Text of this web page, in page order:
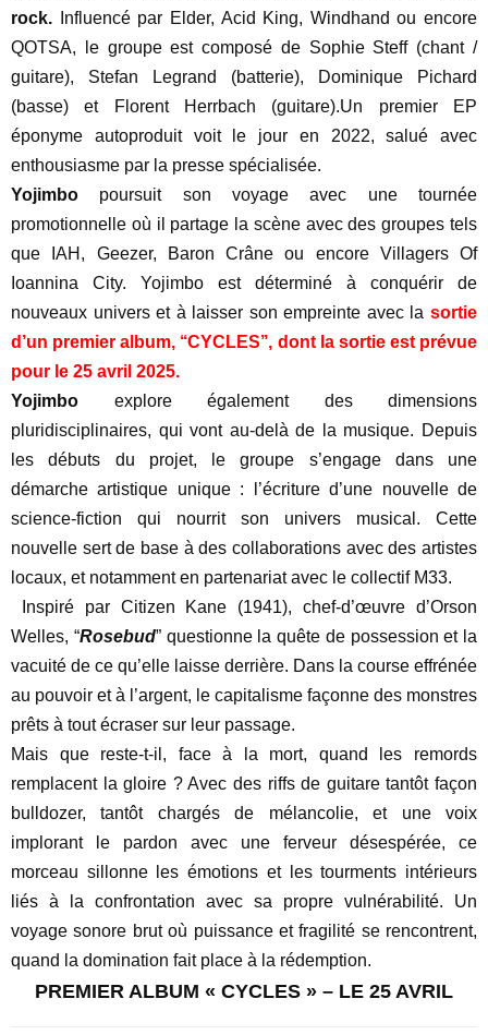
rock. Influencé par Elder, Acid King, Windhand ou encore
QOTSA, le groupe est composé de Sophie Steff (chant /
guitare), Stefan Legrand (batterie), Dominique Pichard
(basse) et Florent Herrbach (guitare).Un premier EP
éponyme autoproduit voit le jour en 2022, salué avec
enthousiasme par la presse spécialisée.
Yojimbo poursuit son voyage avec une tournée
promotionnelle où il partage la scène avec des groupes tels
que IAH, Geezer, Baron Crâne ou encore Villagers Of
Ioannina City. Yojimbo est déterminé à conquérir de
nouveaux univers et à laisser son empreinte avec la sortie
d’un premier album, ‘‘CYCLES’’, dont la sortie est prévue
pour le 25 avril 2025.
Yojimbo explore également des dimensions
pluridisciplinaires, qui vont au-delà de la musique. Depuis
les débuts du projet, le groupe s’engage dans une
démarche artistique unique : l’écriture d’une nouvelle de
science-fiction qui nourrit son univers musical. Cette
nouvelle sert de base à des collaborations avec des artistes
locaux, et notamment en partenariat avec le collectif M33.
Inspiré par Citizen Kane (1941), chef-d’œuvre d’Orson
Welles, “Rosebud” questionne la quête de possession et la
vacuité de ce qu’elle laisse derrière. Dans la course effrénée
au pouvoir et à l’argent, le capitalisme façonne des monstres
prêts à tout écraser sur leur passage.
Mais que reste-t-il, face à la mort, quand les remords
remplacent la gloire ? Avec des riffs de guitare tantôt façon
bulldozer, tantôt chargés de mélancolie, et une voix
implorant le pardon avec une ferveur désespérée, ce
morceau sillonne les émotions et les tourments intérieurs
liés à la confrontation avec sa propre vulnérabilité. Un
voyage sonore brut où puissance et fragilité se rencontrent,
quand la domination fait place à la rédemption.
PREMIER ALBUM « CYCLES » – LE 25 AVRIL